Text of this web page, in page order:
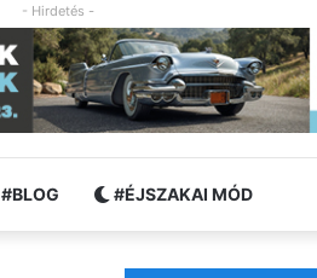
- Hirdetés -
#BLOG #ÉJSZAKAI MÓD